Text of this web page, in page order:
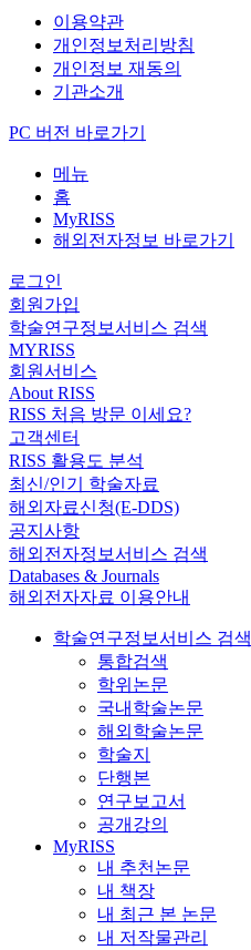
이용약관
개인정보처리방침
개인정보 재동의
기관소개
PC 버전 바로가기
메뉴
홈
MyRISS
해외전자정보 바로가기
로그인
회원가입
학술연구정보서비스 검색
MYRISS
회원서비스
About RISS
RISS 처음 방문 이세요?
고객센터
RISS 활용도 분석
최신/인기 학술자료
해외자료신청(E-DDS)
공지사항
해외전자정보서비스 검색
Databases & Journals
해외전자자료 이용안내
학술연구정보서비스 검색
통합검색
학위논문
국내학술논문
해외학술논문
학술지
단행본
연구보고서
공개강의
MyRISS
내 추천논문
내 책장
내 최근 본 논문
내 저작물관리